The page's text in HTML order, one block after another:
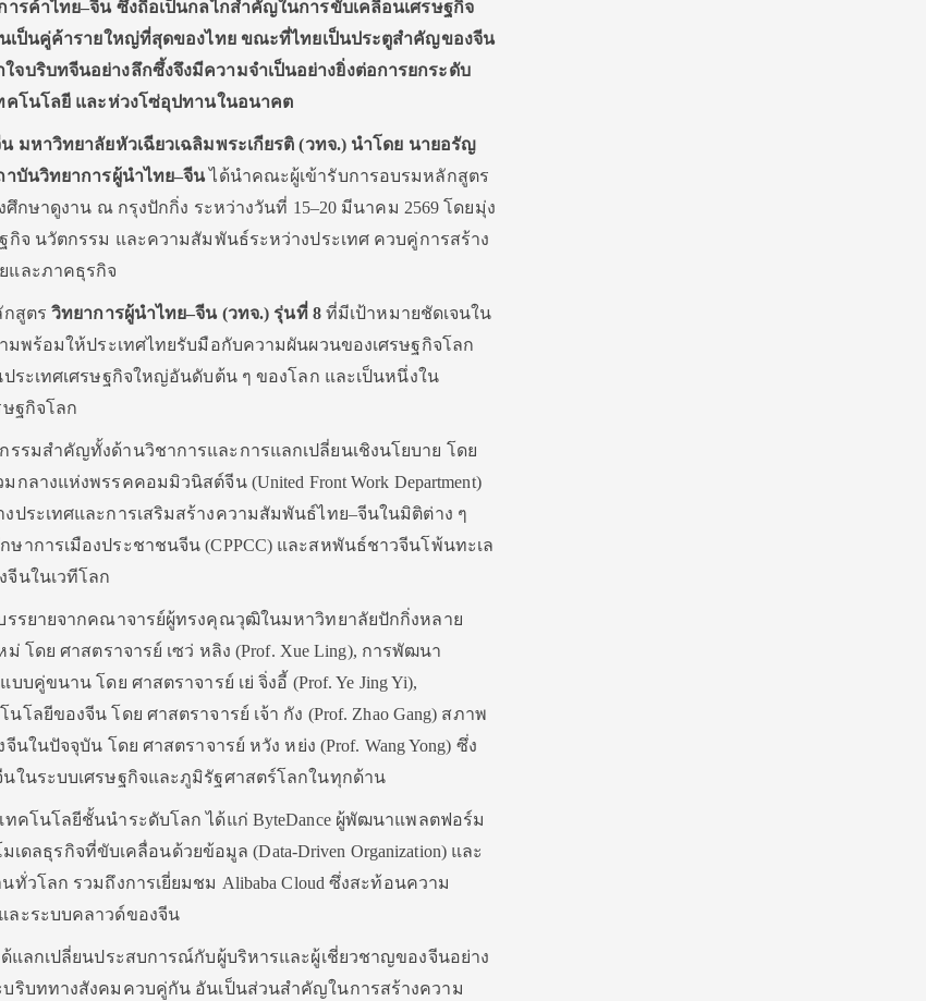
รค้าไทย–จีน ซึ่งถือเป็นกลไกสำคัญในการขับเคลื่อนเศรษฐกิจ
นเป็นคู่ค้ารายใหญ่ที่สุดของไทย ขณะที่ไทยเป็นประตูสำคัญของจีน
บริบทจีนอย่างลึกซึ้งจึงมีความจำเป็นอย่างยิ่งต่อการยกระดับ
คโนโลยี และห่วงโซ่อุปทานในอนาคต
มหาวิทยาลัยหัวเฉียวเฉลิมพระเกียรติ (วทจ.) นำโดย นายอรัญ
บันวิทยาการผู้นำไทย–จีนได้นำคณะผู้เข้ารับการอบรมหลักสูตร
กษาดูงาน ณ กรุงปักกิ่ง ระหว่างวันที่ 15–20 มีนาคม 2569 โดยมุ่ง
จ นวัตกรรม และความสัมพันธ์ระหว่างประเทศ ควบคู่การสร้าง
และภาคธุรกิจ
กสูตรวิทยาการผู้นำไทย–จีน (วทจ.) รุ่นที่ 8ที่มีเป้าหมายชัดเจนใน
มพร้อมให้ประเทศไทยรับมือกับความผันผวนของเศรษฐกิจโลก
ระเทศเศรษฐกิจใหญ่อันดับต้น ๆ ของโลก และเป็นหนึ่งใน
ษฐกิจโลก
รมสำคัญทั้งด้านวิชาการและการแลกเปลี่ยนเชิงนโยบาย โดย
ลางแห่งพรรคคอมมิวนิสต์จีน (United Front Work Department)
ประเทศและการเสริมสร้างความสัมพันธ์ไทย–จีนในมิติต่าง ๆ
าการเมืองประชาชนจีน (CPPCC) และสหพันธ์ชาวจีนโพ้นทะเล
นในเวทีโลก
รรยายจากคณาจารย์ผู้ทรงคุณวุฒิในมหาวิทยาลัยปักกิ่งหลาย
โดย ศาสตราจารย์ เซว่ หลิง (Prof. Xue Ling), การพัฒนา
บคู่ขนาน โดย ศาสตราจารย์ เย่ จิ่งอี้ (Prof. Ye Jing Yi),
ลยีของจีน โดย ศาสตราจารย์ เจ้า กัง (Prof. Zhao Gang) สภาพ
ในปัจจุบัน โดย ศาสตราจารย์ หวัง หย่ง (Prof. Wang Yong) ซึ่ง
ในระบบเศรษฐกิจและภูมิรัฐศาสตร์โลกในทุกด้าน
คโนโลยีชั้นนำระดับโลก ได้แก่ ByteDance ผู้พัฒนาแพลตฟอร์ม
เดลธุรกิจที่ขับเคลื่อนด้วยข้อมูล (Data-Driven Organization) และ
วโลก รวมถึงการเยี่ยมชม Alibaba Cloud ซึ่งสะท้อนความ
ละระบบคลาวด์ของจีน
แลกเปลี่ยนประสบการณ์กับผู้บริหารและผู้เชี่ยวชาญของจีนอย่าง
ริบททางสังคมควบคู่กัน อันเป็นส่วนสำคัญในการสร้างความ